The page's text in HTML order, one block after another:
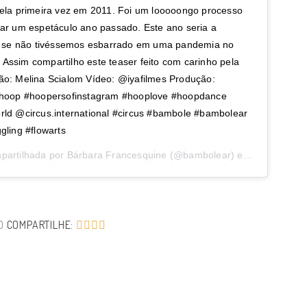
primeira vez em 2011. Foi um looooongo processo
um espetáculo ano passado. Este ano seria a
não tivéssemos esbarrado em uma pandemia no
compartilho este teaser feito com carinho pela
Melina Scialom Vídeo: @iyafilmes Produção:
#hoopersofinstagram #hooplove #hoopdance
@circus.international #circus #bambole #bambolear
#flowarts
por Bárbara Francesquine (@bambolear) em
COMPARTILHE: